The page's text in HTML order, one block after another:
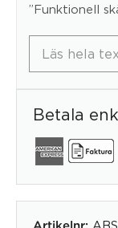
”Funktionell
Läs hela
Betala
Artikelnr: